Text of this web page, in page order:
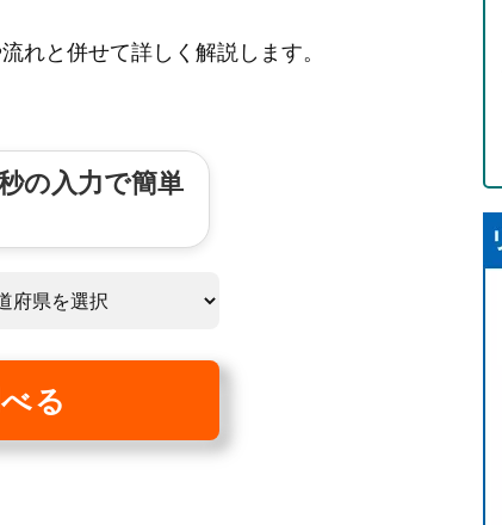
れと併せて詳しく解説します。
の入力で簡単
る